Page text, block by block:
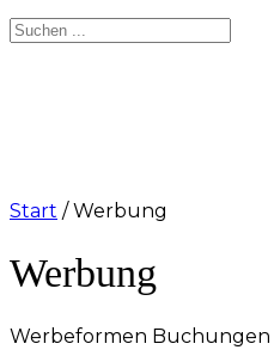
Suchen
nach:
Start / Werbung
Werbung
Werbeformen Buchungen